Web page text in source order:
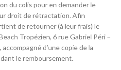
du colis pour en demander le
droit de rétractation. Afin
de retourner (à leur frais) le
Tropézien, 6 rue Gabriel Péri –
d’une copie de la
le remboursement.